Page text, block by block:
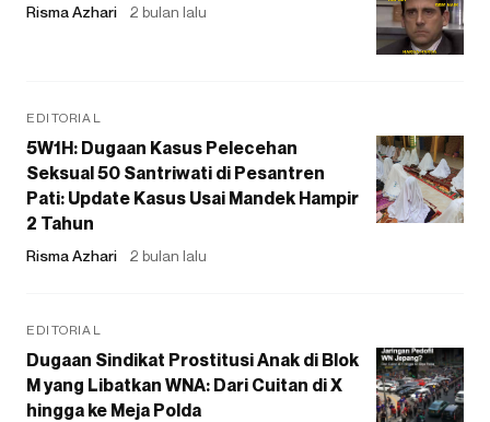
Risma Azhari 2 bulan lalu
EDITORIAL
5W1H: Dugaan Kasus Pelecehan
Seksual 50 Santriwati di Pesantren
Pati: Update Kasus Usai Mandek Hampir
2 Tahun
Risma Azhari 2 bulan lalu
EDITORIAL
Dugaan Sindikat Prostitusi Anak di Blok
M yang Libatkan WNA: Dari Cuitan di X
hingga ke Meja Polda